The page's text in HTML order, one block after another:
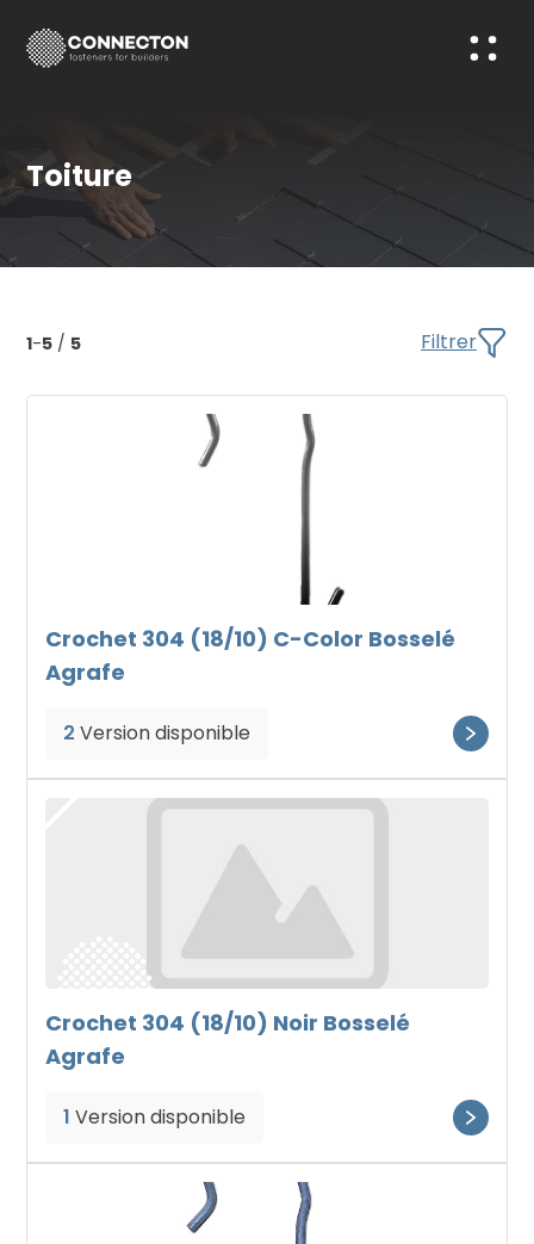
Toiture
1-5 / 5 Filtrer
Crochet 304 (18/10) C-Color Bosselé
Agrafe
2 Version disponible
Crochet 304 (18/10) Noir Bosselé
Agrafe
1 Version disponible